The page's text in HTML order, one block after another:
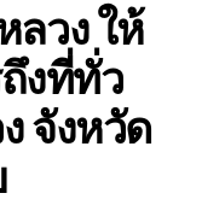
วง ให้
งที่ทั่ว
จังหวัด